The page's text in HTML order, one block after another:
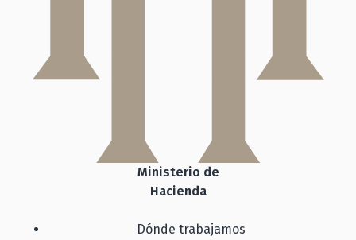
Ministerio de
Hacienda
Dónde trabajamos